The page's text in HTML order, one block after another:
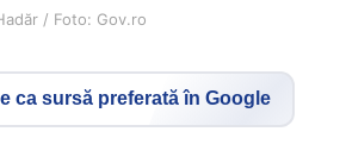
/ Foto: Gov.ro
ca sursă preferată în Google